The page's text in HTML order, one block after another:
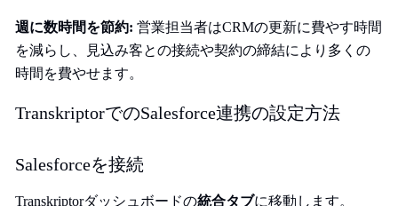
週に数時間を節約: 営業担当者はCRMの更新に費やす時間
を減らし、見込み客との接続や契約の締結により多くの
時間を費やせます。
TranskriptorでのSalesforce連携の設定方法
Salesforceを接続
Transkriptorダッシュボードの統合タブに移動します。